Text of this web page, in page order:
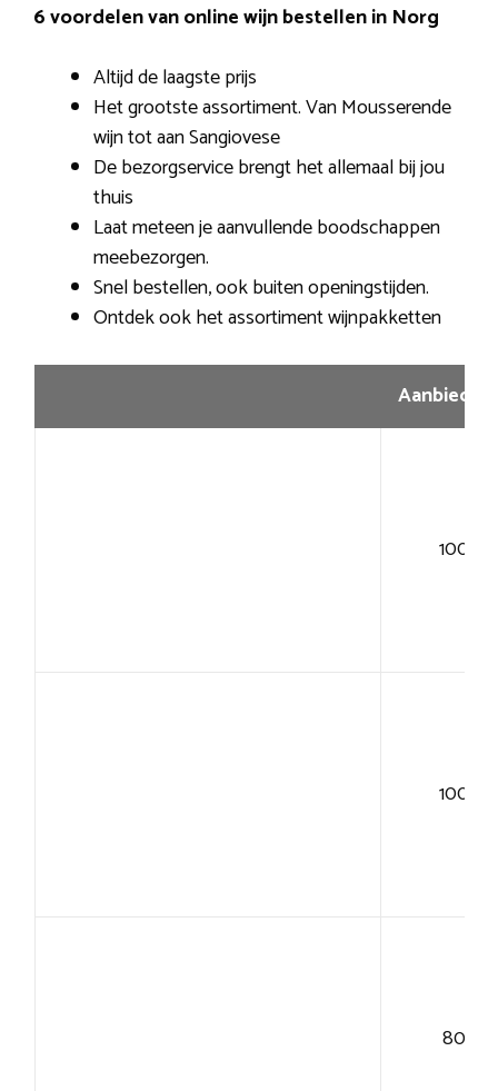
6 voordelen van online wijn bestellen in Norg
Altijd de laagste prijs
Het grootste assortiment. Van Mousserende
wijn tot aan Sangiovese
De bezorgservice brengt het allemaal bij jou
thuis
Laat meteen je aanvullende boodschappen
meebezorgen.
Snel bestellen, ook buiten openingstijden.
Ontdek ook het assortiment wijnpakketten
100+
100+
80+